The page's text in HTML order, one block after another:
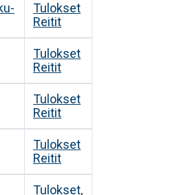
Tulokset
Reitit
Tulokset
Reitit
Tulokset
Reitit
Tulokset
Reitit
Tulokset,